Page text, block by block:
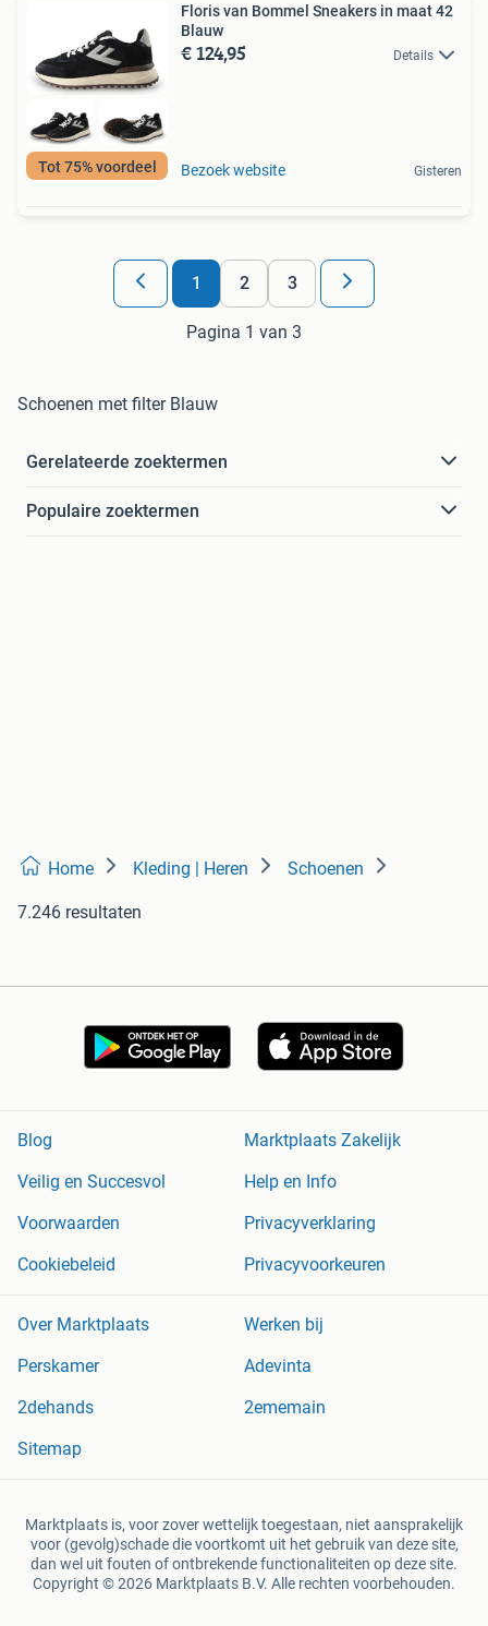
Tot 75% voordeel
Floris van Bommel Sneakers in maat 42
Blauw
€ 124,95 Details
Bezoek website Gisteren
1 2 3
Pagina 1 van 3
Schoenen met filter Blauw
Gerelateerde zoektermen
Populaire zoektermen
Home Kleding | Heren Schoenen
7.246 resultaten
Blog
Marktplaats Zakelijk
Veilig en Succesvol
Help en Info
Voorwaarden
Privacyverklaring
Cookiebeleid
Privacyvoorkeuren
Over Marktplaats
Werken bij
Perskamer
Adevinta
2dehands
2ememain
Sitemap
Marktplaats is, voor zover wettelijk toegestaan, niet aansprakelijk
voor (gevolg)schade die voortkomt uit het gebruik van deze site,
dan wel uit fouten of ontbrekende functionaliteiten op deze site.
Copyright © 2026 Marktplaats B.V. Alle rechten voorbehouden.